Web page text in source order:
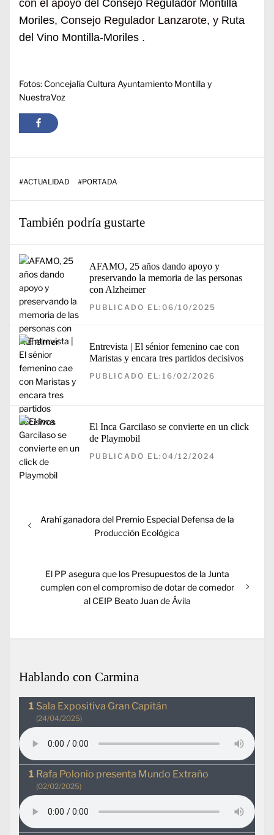
con el apoyo del Consejo Regulador Montilla
Moriles, Consejo Regulador Lanzarote, y Ruta
del Vino Montilla-Moriles .
Fotos: Concejalía Cultura Ayuntamiento Montilla y
NuestraVoz
#ACTUALIDAD #PORTADA
También podría gustarte
AFAMO, 25 años dando apoyo y
preservando la memoria de las personas
con Alzheimer
PUBLICADO EL:06/10/2025
Entrevista | El sénior femenino cae con
Maristas y encara tres partidos decisivos
PUBLICADO EL:16/02/2026
El Inca Garcilaso se convierte en un click
de Playmobil
PUBLICADO EL:04/12/2024
de
Entrada
Arahí ganadora del Premio Especial Defensa de la
Producción Ecológica
Entrada
siguiente:
El PP asegura que los Presupuestos de la Junta
cumplen con el compromiso de dotar de comedor
al CEIP Beato Juan de Ávila
Hablando con Carmina
Sala Expositiva Gran Capitán
(24/04/2025)
Rafa Polonio presenta Mundo Extraño
(02/02/2025)